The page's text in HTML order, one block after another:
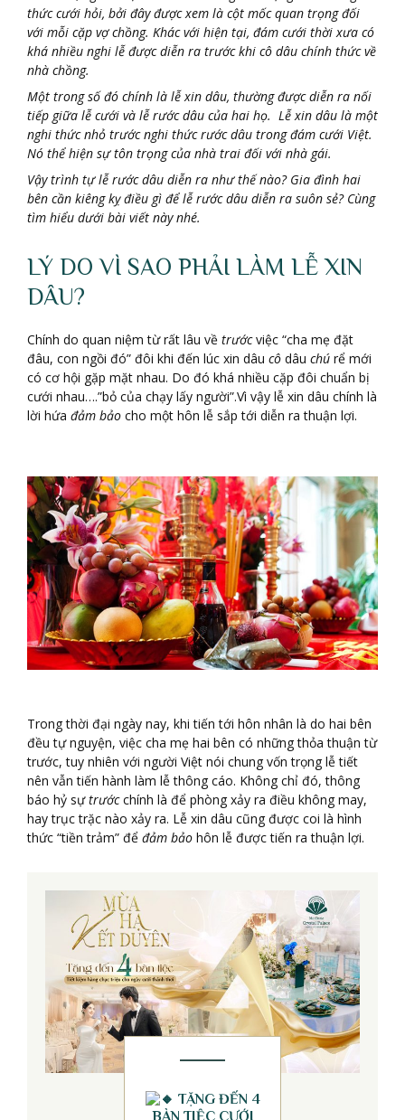
thức cưới hỏi, bởi đây được xem là cột mốc quan trọng đối
với mỗi cặp vợ chồng. Khác với hiện tại, đám cưới thời xưa có
khá nhiều nghi lễ được diễn ra trướckhi cô dâu chính thức về
nhà chồng.
Một trong số đó chính là lễ xin dâu, thường được diễn ra nối
tiếp giữa lễ cưới và lễ rước dâu của hai họ. Lễ xin dâu là một
nghi thức nhỏ trướcnghi thức rước dâu trong đám cưới Việt.
Nó thể hiện sự tôn trọng của nhà trai đối với nhà gái.
Vậy trình tự lễ rước dâu diễn ra như thế nào? Gia đình hai
bên cần kiêng kỵ điều gì để lễ rước dâu diễn ra suôn sẻ? Cùng
tìm hiểu dưới bài viết này nhé.
LÝ DO VÌ SAO PHẢI LÀM LỄ XIN
DÂU?
Chính do quan niệm từ rất lâu về trướcviệc “cha mẹ đặt
đâu, con ngồi đó” đôi khi đến lúc xin dâu cô dâu chú rể mới
có cơ hội gặp mặt nhau. Do đó khá nhiều cặp đôi chuẩn bị
cưới nhau….”bỏ của chạy lấy người”.Vì vậy lễ xin dâu chính là
lời hứa đảm bảo cho một hôn lễ sắp tới diễn ra thuận lợi.
Trong thời đại ngày nay, khi tiến tới hôn nhân là do hai bên
đều tự nguyện, việc cha mẹ hai bên có những thỏa thuận từ
trước, tuy nhiên với người Việt nói chung vốn trọng lễ tiết
nên vẫn tiến hành làm lễ thông cáo. Không chỉ đó, thông
báo hỷ sựtrướcchính là để phòng xảy ra điều không may,
hay trục trặc nào xảy ra. Lễ xin dâu cũng được coi là hình
thức “tiền trảm” để đảm bảo hôn lễ được tiến ra thuận lợi.
TẶNG ĐẾN 4